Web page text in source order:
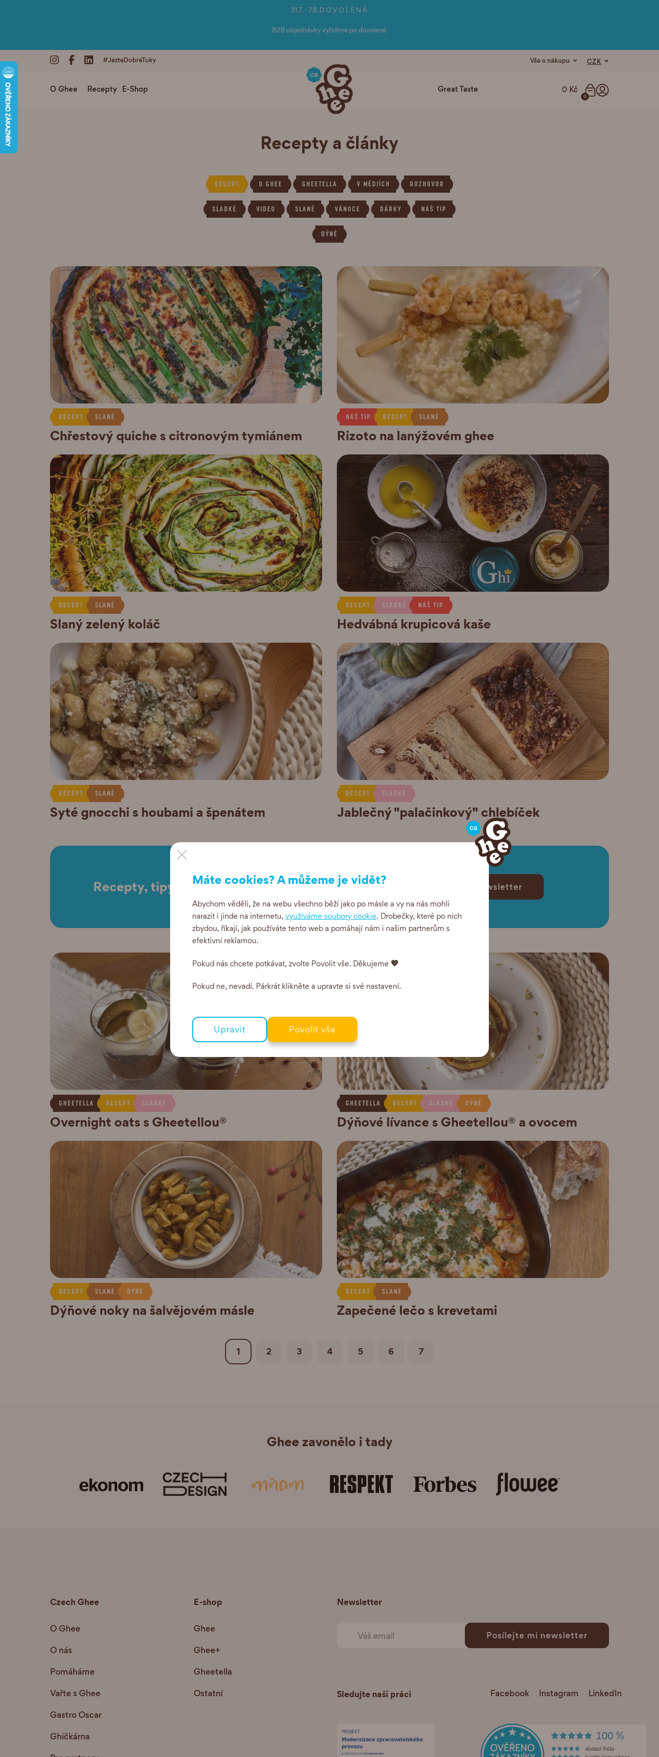
31.7. - 7.8. D O V O L E N Á
B2B objednávky vyřídíme po dovolené.
#JezteDobréTuky Vše o nákupu CZK
O Ghee Recepty E-Shop Great Taste 0 Kč
0
Recepty a články
RECEPT O GHEE GHEETELLA V MÉDIÍCH ROZHOVOR
SLADKÉ VIDEO SLANÉ VÁNOCE DÁRKY NÁŠ TIP
DÝNĚ
Recepty, tipy a akce Posílejte mi newsletter
RECEPT SLANÉ
Chřestový quiche s citronovým tymiánem
NÁŠ TIP RECEPT SLANÉ
Rizoto na lanýžovém ghee
RECEPT SLANÉ
Slaný zelený koláč
RECEPT SLADKÉ NÁŠ TIP
Hedvábná krupicová kaše
RECEPT SLANÉ
Syté gnocchi s houbami a špenátem
RECEPT SLADKÉ
Jablečný "palačinkový" chlebíček
GHEETELLA RECEPT SLADKÉ
Overnight oats s Gheetellou®
GHEETELLA RECEPT SLADKÉ DÝNĚ
Dýňové lívance s Gheetellou® a ovocem
RECEPT SLANÉ DÝNĚ
Dýňové noky na šalvějovém másle
RECEPT SLANÉ
Zapečené lečo s krevetami
1 2 3 4 5 6 7
Ghee zavonělo i tady
Czech Ghee
O Ghee
O nás
Pomáháme
Vařte s Ghee
Gastro Oscar
Ghíčkárna
E-shop
Ghee
Ghee+
Gheetella
Ostatní
Newsletter
Posílejte mi newsletter
Sledujte naši práci Facebook Instagram LinkedIn
×
Máte cookies? A můžeme je vidět?
Abychom věděli, že na webu všechno běží jako po másle a vy na nás mohli
narazit i jinde na internetu, využíváme soubory cookie. Drobečky, které po nich
zbydou, říkají, jak používáte tento web a pomáhají nám i našim partnerům s
efektivní reklamou.
Pokud nás chcete potkávat, zvolte Povolit vše. Děkujeme 💙
Pokud ne, nevadí. Párkrát klikněte a upravte si své nastavení.
Upravit Povolit vše